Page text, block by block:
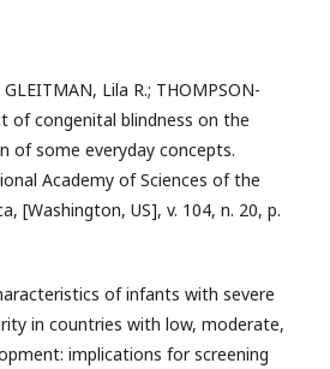
Lila R.; THOMPSON-
of congenital blindness on the
of some everyday concepts.
Academy of Sciences of the
[Washington, US], v. 104, n. 20, p.
of infants with severe
in countries with low, moderate,
implications for screening